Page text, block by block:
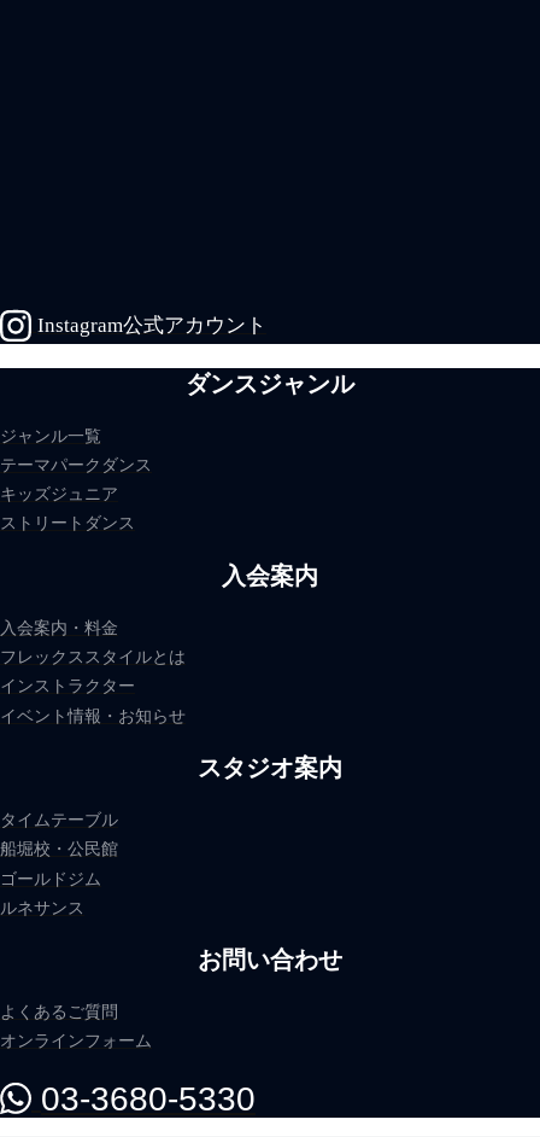
Instagram公式アカウント
ダンスジャンル
ジャンル一覧
テーマパークダンス
キッズジュニア
ストリートダンス
入会案内
入会案内・料金
フレックススタイルとは
インストラクター
イベント情報・お知らせ
スタジオ案内
タイムテーブル
船堀校・公民館
ゴールドジム
ルネサンス
お問い合わせ
よくあるご質問
オンラインフォーム
03-3680-5330